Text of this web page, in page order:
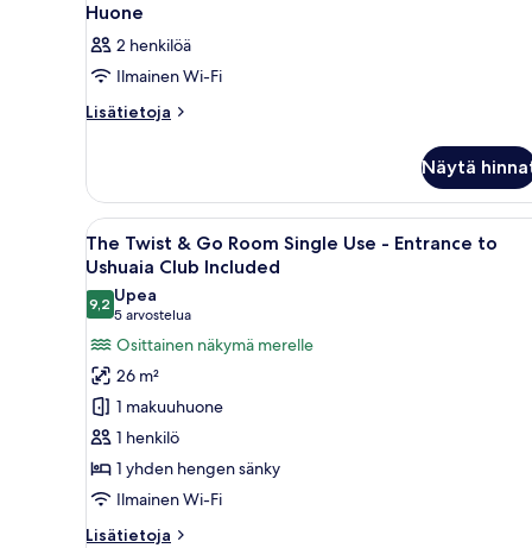
Huone
2 henkilöä
Ilmainen Wi-Fi
Lisätietoja
Lisätietoja
Näytä
Avaa
kaikki
huonetyypin
The
Twist
&
Go
Room
Single
Use
-
Entrance
Hotellihuone, jossa on
7
The Twist & Go Room Single Use - Entrance to
Ushuaia Club Included
9,29,2 kautta 10
Upea
5 arvostelua
(5
arvostelua)
Osittainen näkymä merelle
26 m²
1 makuuhuone
1 henkilö
1 yhden hengen sänky
Ilmainen Wi-Fi
Lisätietoja
Lisätietoja